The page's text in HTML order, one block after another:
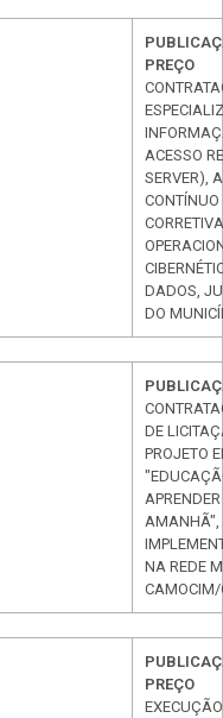
PREÇO
ACESSO
SERVER),
DADOS,
DO
DE
PROJETO
AMANHÃ",
NA REDE
CAMOCIM/
PREÇO